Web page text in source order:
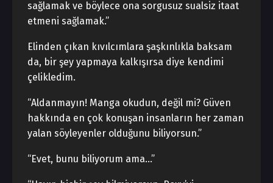
sağlamak ve böylece ona sorgusuz sualsiz itaat
etmeni sağlamak.”
Elinden çıkan kıvılcımlara şaşkınlıkla baksam
da, bir şey yapmaya kalkışırsa diye kendimi
çelikledim.
“Aldanmayın! Manga okudun, değil mi? Güven
hakkında en çok konuşan insanların her zaman
yalan söyleyenler olduğunu biliyorsun.”
“Evet, bunu biliyorum ama…”